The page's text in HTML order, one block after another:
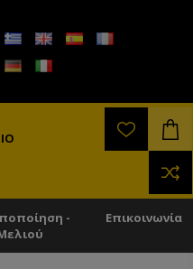
-
Επικοινωνία